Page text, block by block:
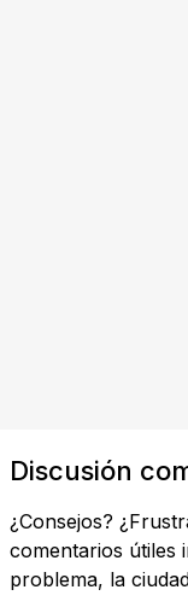
Discusión
¿Consejos?
comentarios útiles
problema, la